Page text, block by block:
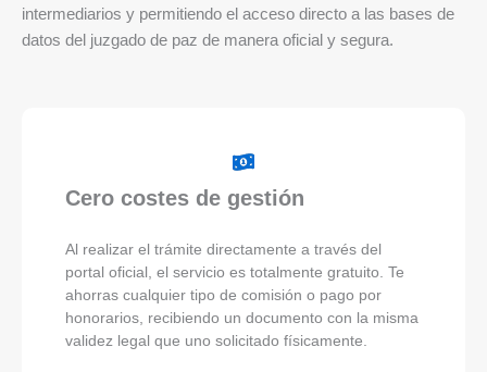
intermediarios y permitiendo el acceso directo a las bases de
datos del juzgado de paz de manera oficial y segura.
Cero costes de gestión
Al realizar el trámite directamente a través del
portal oficial, el servicio es totalmente gratuito. Te
ahorras cualquier tipo de comisión o pago por
honorarios, recibiendo un documento con la misma
validez legal que uno solicitado físicamente.